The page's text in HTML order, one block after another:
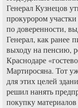
Генерал Кузнецов
прокурором
по доверенности,
Генерал, как ранее
выходу на пенсию,
Краснодаре
Мартиросяна. Тот
для этих целей
решил нанять
покупку материалов